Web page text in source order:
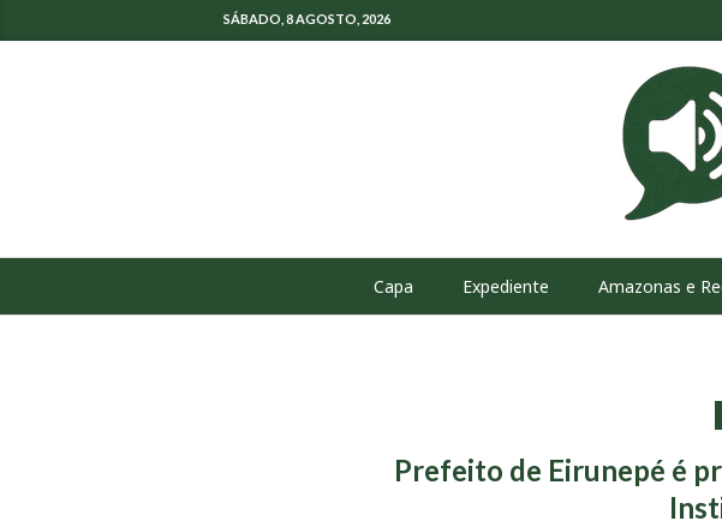
SÁBADO, 8 AGOSTO, 2026
Capa Expediente Amazonas e
Prefeito de Eirunepé é